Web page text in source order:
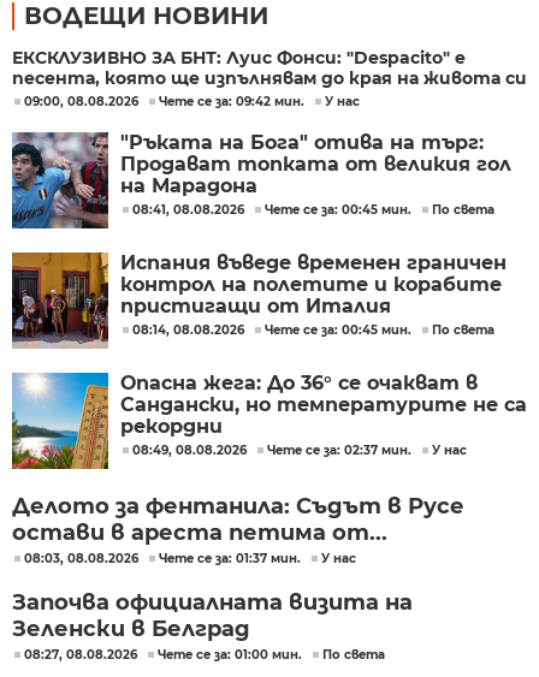
ВОДЕЩИ НОВИНИ
ЕКСКЛУЗИВНО ЗА БНТ: Луис Фонси: "Despacito" е
песента, която ще изпълнявам до края на живота си
09:00, 08.08.2026 Чете се за: 09:42 мин. У нас
"Ръката на Бога" отива на търг:
Продават топката от великия гол
на Марадона
08:41, 08.08.2026 Чете се за: 00:45 мин. По света
Испания въведе временен граничен
контрол на полетите и корабите
пристигащи от Италия
08:14, 08.08.2026 Чете се за: 00:45 мин. По света
Опасна жега: До 36° се очакват в
Сандански, но температурите не са
рекордни
08:49, 08.08.2026 Чете се за: 02:37 мин. У нас
Делото за фентанила: Съдът в Русе
остави в ареста петима от...
08:03, 08.08.2026 Чете се за: 01:37 мин. У нас
Започва официалната визита на
Зеленски в Белград
08:27, 08.08.2026 Чете се за: 01:00 мин. По света